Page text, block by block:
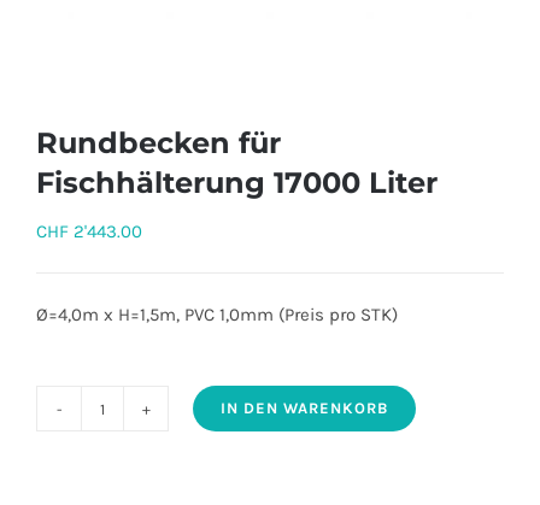
Rundbecken für
Fischhälterung 17000 Liter
CHF 2'443.00
Ø=4,0m x H=1,5m, PVC 1,0mm (Preis pro STK)
Rundbecken
IN DEN WARENKORB